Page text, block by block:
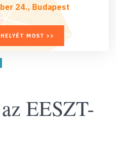
24., Budapest
MOST >>
EESZT-